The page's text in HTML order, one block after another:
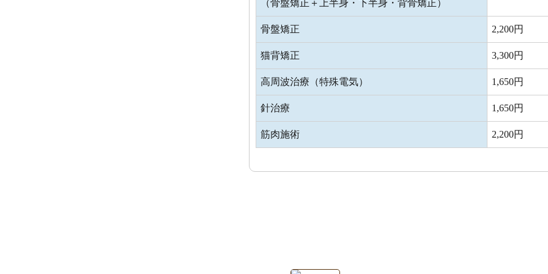
（骨盤矯正＋上半身・下半身・背骨矯正）
骨盤矯正 2,200円
猫背矯正 3,300円
高周波治療（特殊電気） 1,650円
針治療 1,650円
筋肉施術 2,200円